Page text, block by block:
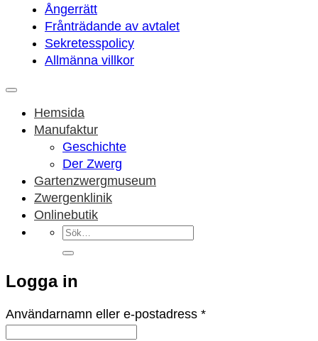
Ångerrätt
Frånträdande av avtalet
Sekretesspolicy
Allmänna villkor
Hemsida
Manufaktur
Geschichte
Der Zwerg
Gartenzwergmuseum
Zwergenklinik
Onlinebutik
Sök
efter:
Logga in
Användarnamn eller e-postadress *Obligatoriskt